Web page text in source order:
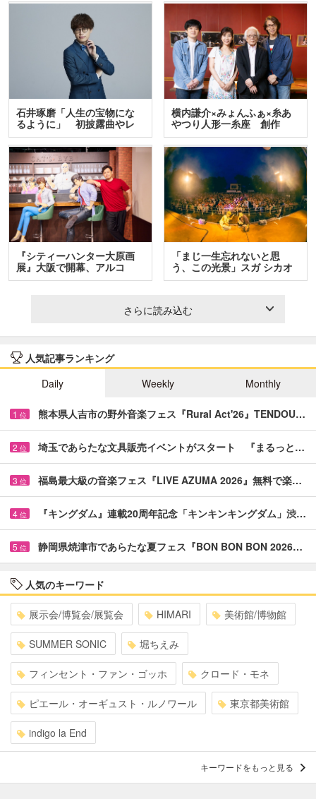
石井琢磨「人生の宝物にな
るように」 初披露曲やレ
ア…
横内謙介×みょんふぁ×糸あ
やつり人形一糸座 創作
人…
『シティーハンター大原画
展』大阪で開幕、アルコ
＆…
「まじ一生忘れないと思
う、この光景」スガ シカオ
と…
さらに読み込む
人気記事ランキング
Daily
Weekly Monthly
1 位 熊本県人吉市の野外音楽フェス『Rural Act'26』TENDOU…
2 位 埼玉であらたな文具販売イベントがスタート 『まるっと…
3 位 福島最大級の音楽フェス『LIVE AZUMA 2026』無料で楽…
4 位 『キングダム』連載20周年記念「キンキンキングダム」渋…
5 位 静岡県焼津市であらたな夏フェス『BON BON BON 2026…
人気のキーワード
展示会/博覧会/展覧会 HIMARI 美術館/博物館
SUMMER SONIC 堀ちえみ
フィンセント・ファン・ゴッホ クロード・モネ
ピエール・オーギュスト・ルノワール 東京都美術館
indigo la End
キーワードをもっと見る